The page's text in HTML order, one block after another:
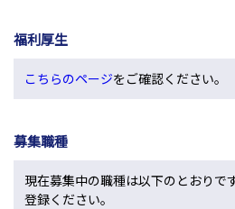
福利厚生
こちらのページをご確認ください。
募集職種
現在募集中の職種は以下のとおりで
登録ください。